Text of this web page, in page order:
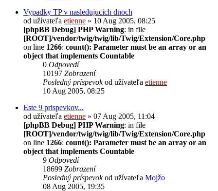
Vypadky TP v nasledujucich dnoch
od užívateľa etienne » 10 Aug 2005, 08:25
[phpBB Debug] PHP Warning: in file
[ROOT]/vendor/twig/twig/lib/Twig/Extension/Core.php
on line 1266: count(): Parameter must be an array or an
object that implements Countable
0 Odpovedí
10197 Zobrazení
Posledný príspevokod užívateľa etienne
10 Aug 2005, 08:25
Este 9 prispevkov...
od užívateľa etienne » 07 Aug 2005, 11:04
[phpBB Debug] PHP Warning: in file
[ROOT]/vendor/twig/twig/lib/Twig/Extension/Core.php
on line 1266: count(): Parameter must be an array or an
object that implements Countable
9 Odpovedí
18699 Zobrazení
Posledný príspevokod užívateľa Mojžo
08 Aug 2005, 19:35